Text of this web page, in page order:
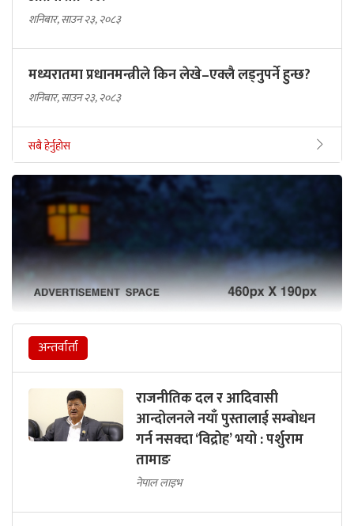
शनिबार, साउन २३, २०८३
मध्यरातमा प्रधानमन्त्रीले किन लेखे–एक्लै लड्नुपर्ने हुन्छ?
शनिबार, साउन २३, २०८३
सबै हेर्नुहोस
अन्तर्वार्ता
राजनीतिक दल र आदिवासी
आन्दोलनले नयाँ पुस्तालाई सम्बोधन
गर्न नसक्दा ‘विद्रोह’ भयो : पर्शुराम
तामाङ
नेपाल लाइभ